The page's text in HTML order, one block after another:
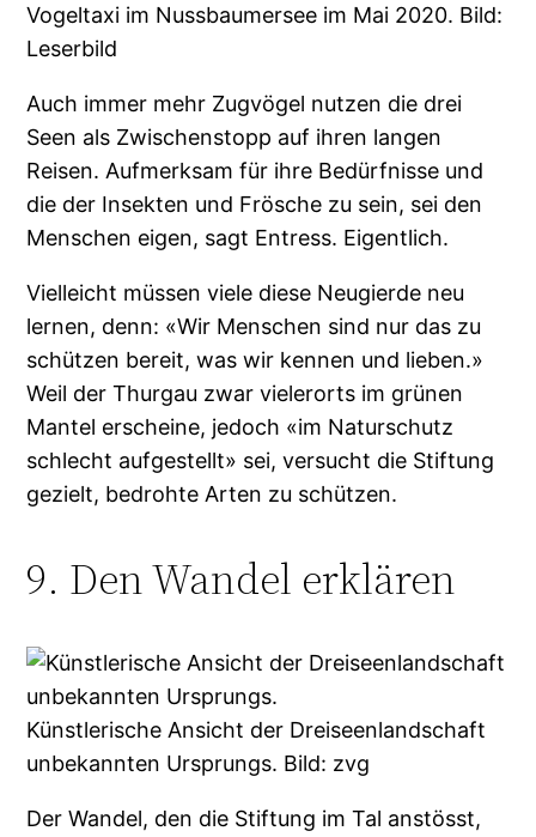
Vogeltaxi im Nussbaumersee im Mai 2020. Bild:
Leserbild
Auch immer mehr Zugvögel nutzen die drei
Seen als Zwischenstopp auf ihren langen
Reisen. Aufmerksam für ihre Bedürfnisse und
die der Insekten und Frösche zu sein, sei den
Menschen eigen, sagt Entress. Eigentlich.
Vielleicht müssen viele diese Neugierde neu
lernen, denn: «Wir Menschen sind nur das zu
schützen bereit, was wir kennen und lieben.»
Weil der Thurgau zwar vielerorts im grünen
Mantel erscheine, jedoch «im Naturschutz
schlecht aufgestellt» sei, versucht die Stiftung
gezielt, bedrohte Arten zu schützen.
9. Den Wandel erklären
Künstlerische Ansicht der Dreiseenlandschaft
unbekannten Ursprungs. Bild: zvg
Der Wandel, den die Stiftung im Tal anstösst,